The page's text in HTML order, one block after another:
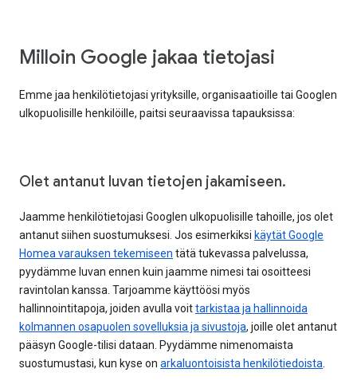
Milloin Google jakaa tietojasi
Emme jaa henkilötietojasi yrityksille, organisaatioille tai Googlen
ulkopuolisille henkilöille, paitsi seuraavissa tapauksissa:
Olet antanut luvan tietojen jakamiseen.
Jaamme henkilötietojasi Googlen ulkopuolisille tahoille, jos olet
antanut siihen suostumuksesi. Jos esimerkiksi käytät Google
Homea varauksen tekemiseen tätä tukevassa palvelussa,
pyydämme luvan ennen kuin jaamme nimesi tai osoitteesi
ravintolan kanssa. Tarjoamme käyttöösi myös
hallinnointitapoja, joiden avulla voittarkistaa ja hallinnoida
kolmannen osapuolen sovelluksia ja sivustoja, joille olet antanut
pääsyn Google-tilisi dataan. Pyydämme nimenomaista
suostumustasi, kun kyse on arkaluontoisista henkilötiedoista